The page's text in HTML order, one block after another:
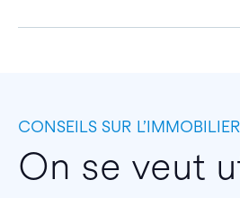
CONSEILS SUR L’IMMOBILIER
On se veut